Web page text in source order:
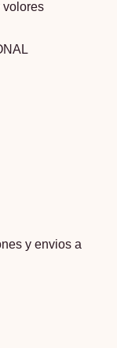
volores
y envios a